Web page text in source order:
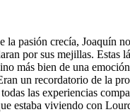
crecía, Joaquín no
por sus mejillas. Estas
más bien de una
un recordatorio de la
las experiencias
estaba viviendo con